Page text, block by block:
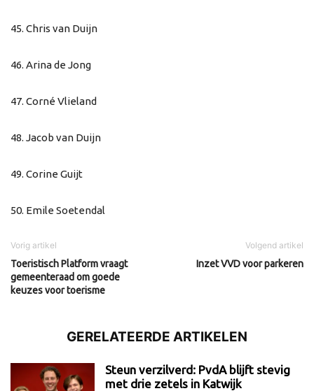
45. Chris van Duijn
46. Arina de Jong
47. Corné Vlieland
48. Jacob van Duijn
49. Corine Guijt
50. Emile Soetendal
Vorig artikel
Toeristisch Platform vraagt
gemeenteraad om goede
keuzes voor toerisme
Volgend artikel
Inzet VVD voor parkeren
GERELATEERDE ARTIKELEN
Steun verzilverd: PvdA blijft stevig
met drie zetels in Katwijk